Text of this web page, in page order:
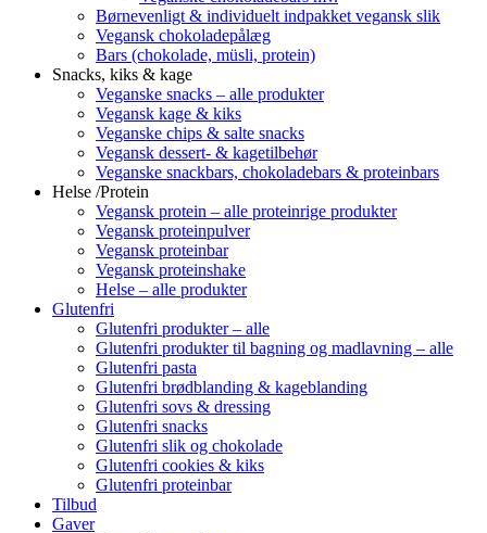
Børnevenligt & individuelt indpakket vegansk slik
Vegansk chokoladepålæg
Bars (chokolade, müsli, protein)
Snacks, kiks & kage
Veganske snacks – alle produkter
Vegansk kage & kiks
Veganske chips & salte snacks
Vegansk dessert- & kagetilbehør
Veganske snackbars, chokoladebars & proteinbars
Helse /Protein
Vegansk protein – alle proteinrige produkter
Vegansk proteinpulver
Vegansk proteinbar
Vegansk proteinshake
Helse – alle produkter
Glutenfri
Glutenfri produkter – alle
Glutenfri produkter til bagning og madlavning – alle
Glutenfri pasta
Glutenfri brødblanding & kageblanding
Glutenfri sovs & dressing
Glutenfri snacks
Glutenfri slik og chokolade
Glutenfri cookies & kiks
Glutenfri proteinbar
Tilbud
Gaver